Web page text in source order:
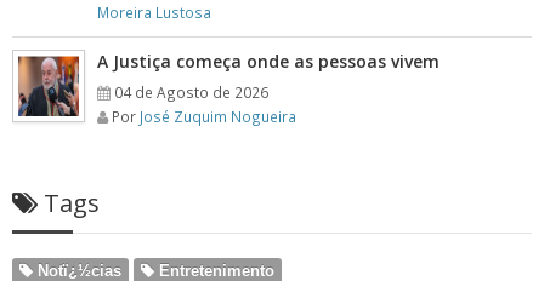
Moreira Lustosa
A Justiça começa onde as pessoas vivem
04 de Agosto de 2026
Por José Zuquim Nogueira
Tags
Notï¿½cias Entretenimento